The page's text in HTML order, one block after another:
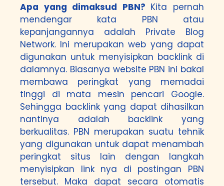
Apa yang dimaksud PBN? Kita pernah
mendengar kata PBN atau
kepanjangannya adalah Private Blog
Network. Ini merupakan web yang dapat
digunakan untuk menyisipkan backlink di
dalamnya. Biasanya website PBN ini bakal
membawa peringkat yang memadai
tinggi di mata mesin pencari Google.
Sehingga backlink yang dapat dihasilkan
nantinya adalah backlink yang
berkualitas. PBN merupakan suatu tehnik
yang digunakan untuk dapat menambah
peringkat situs lain dengan langkah
menyisipkan link nya di postingan PBN
tersebut. Maka dapat secara otomatis